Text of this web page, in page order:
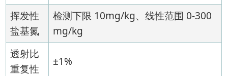
挥发性
盐基氮
检测下限 10mg/kg、线性范围 0-300
mg/kg
透射比
重复性
±1%